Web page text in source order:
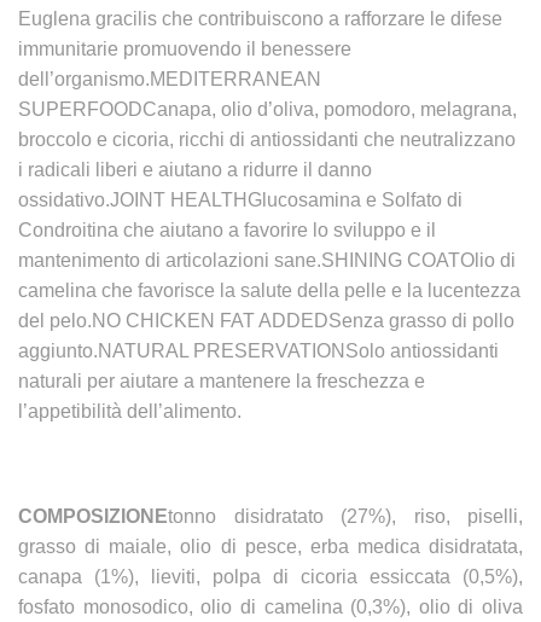
Euglena gracilis che contribuiscono a rafforzare le difese
immunitarie promuovendo il benessere
dell’organismo.MEDITERRANEAN
SUPERFOODCanapa, olio d’oliva, pomodoro, melagrana,
broccolo e cicoria, ricchi di antiossidanti che neutralizzano
i radicali liberi e aiutano a ridurre il danno
ossidativo.JOINT HEALTHGlucosamina e Solfato di
Condroitina che aiutano a favorire lo sviluppo e il
mantenimento di articolazioni sane.SHINING COATOlio di
camelina che favorisce la salute della pelle e la lucentezza
del pelo.NO CHICKEN FAT ADDEDSenza grasso di pollo
aggiunto.NATURAL PRESERVATIONSolo antiossidanti
naturali per aiutare a mantenere la freschezza e
l’appetibilità dell’alimento.
COMPOSIZIONEtonno disidratato (27%), riso, piselli,
grasso di maiale, olio di pesce, erba medica disidratata,
canapa (1%), lieviti, polpa di cicoria essiccata (0,5%),
fosfato monosodico, olio di camelina (0,3%), olio di oliva